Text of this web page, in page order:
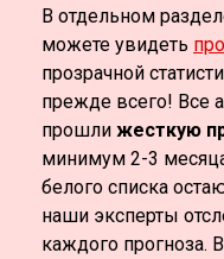
В отдельном
можете увидеть
прозрачной
прежде всего! Все
прошли жесткую
минимум 2-3
белого списка
наши эксперты
каждого прогноза.